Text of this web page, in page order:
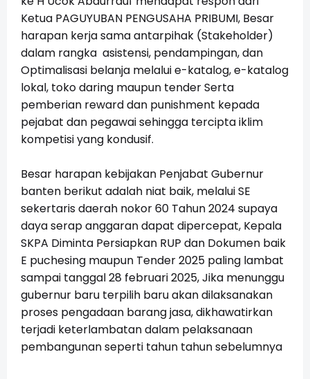
Ketua PAGUYUBAN PENGUSAHA PRIBUMI, Besar
harapan kerja sama antarpihak (Stakeholder)
dalam rangka asistensi, pendampingan, dan
Optimalisasi belanja melalui e-katalog, e-katalog
lokal, toko daring maupun tender Serta
pemberian reward dan punishment kepada
pejabat dan pegawai sehingga tercipta iklim
kompetisi yang kondusif.
Besar harapan kebijakan Penjabat Gubernur
banten berikut adalah niat baik, melalui SE
sekertaris daerah nokor 60 Tahun 2024 supaya
daya serap anggaran dapat dipercepat, Kepala
SKPA Diminta Persiapkan RUP dan Dokumen baik
E puchesing maupun Tender 2025 paling lambat
sampai tanggal 28 februari 2025, Jika menunggu
gubernur baru terpilih baru akan dilaksanakan
proses pengadaan barang jasa, dikhawatirkan
terjadi keterlambatan dalam pelaksanaan
pembangunan seperti tahun tahun sebelumnya